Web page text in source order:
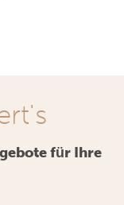
für Ihre